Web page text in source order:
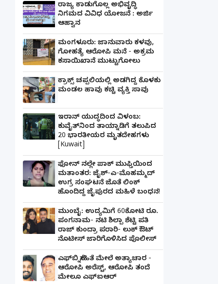
ರಾಜ್ಯ ಕಾಡುಗೊಲ್ಲ ಅಭಿವೃದ್ಧಿ
ನಿಗಮದ ವಿವಿಧ ಯೋಜನೆ : ಅರ್ಜಿ
ಆಹ್ವಾನ
ಮಂಗಳೂರು: ಜಾನುವಾರು ಕಳವು,
ಗೋಹತ್ಯೆ ಆರೋಪಿ ಮನೆ - ಅಕ್ರಮ
ಕಸಾಯಿಖಾನೆ ಮುಟ್ಟುಗೋಲು
ಕ್ರಾಕ್ಸ್ ಚಪ್ಪಲಿಯಲ್ಲಿ ಅಡಗಿದ್ದ ಕೊಳಕು
ಮಂಡಲ ಹಾವು ಕಚ್ಚಿ ವ್ಯಕ್ತಿ ಸಾವು
ಇರಾನ್ ಯುದ್ಧದಿಂದ ವಿಳಂಬ:
ಕುವೈತ್‌ನಿಂದ ತಾಯ್ನಾಡಿಗೆ ತಲುಪಿದ
20 ಭಾರತೀಯರ ಮೃತದೇಹಗಳು
[Kuwait]
ಫೋನ್ ನಲ್ಲೇ ಪಾಕ್ ಮುಫ್ತಿಯಿಂದ
ಮತಾಂತರ: ಜೈಶ್-ಎ-ಮೊಹಮ್ಮದ್
ಉಗ್ರ ಸಂಘಟನೆ ಜೊತೆ ಲಿಂಕ್
ಹೊಂದಿದ್ದ ಜೈಪುರದ ಮಹಿಳೆ ಬಂಧನ!
ಮುಂಬೈ: ಉದ್ಯಮಿಗೆ 60ಕೋಟಿ ರೂ.
ಪಂಗನಾಮ- ನಟಿ ಶಿಲ್ಪಾ ಶೆಟ್ಟಿ ಪತಿ
ರಾಜ್ ಕುಂದ್ರಾ ಪರಾರಿ- ಲುಕ್ ಔಟ್
ನೊಟೀಸ್ ಜಾರಿಗೊಳಿಸಿದ ಪೊಲೀಸ್
ಎಫ್‌ಬಿ ಸ್ನೇಹಿತೆ ಮೇಲೆ ಅತ್ಯಾಚಾರ -
ಆರೋಪಿ ಅರೆಸ್ಟ್, ಆರೋಪಿ ತಂದೆ
ಮೇಲೂ ಎಫ್ಐಆರ್